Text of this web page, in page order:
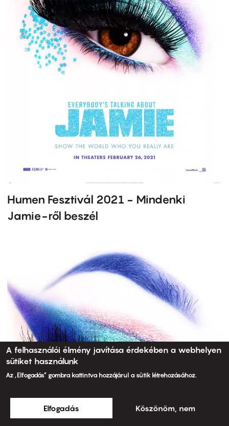
Humen Fesztivál 2021 - Mindenki
Jamie-ről beszél
A felhasználói élmény javítása érdekében a webhelyen
sütiket használunk
Az „Elfogadás” gombra kattintva hozzájárul a sütik létrehozásához.
Elfogadás Köszönöm, nem